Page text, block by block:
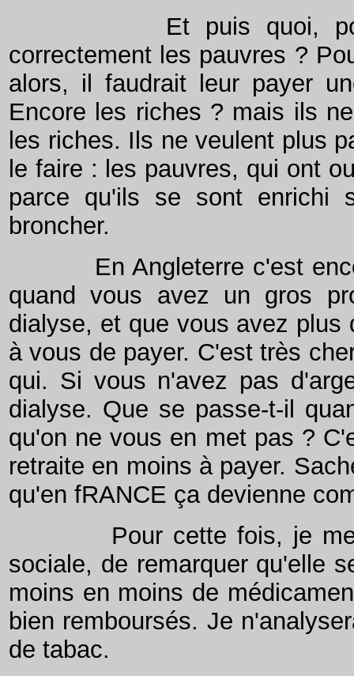
Et puis quoi, pour
correctement les pauvres ?
alors, il faudrait leur payer
Encore les riches ? mais ils
les riches. Ils ne veulent plus
le faire : les pauvres, qui ont
parce qu'ils se sont enrichi
broncher.
En Angleterre c'est
quand vous avez un gros
dialyse, et que vous avez
à vous de payer. C'est très
qui. Si vous n'avez pas
dialyse. Que se passe-t-il
qu'on ne vous en met pas ?
retraite en moins à payer.
qu'en fRANCE ça devienne
Pour cette fois, je me
sociale, de remarquer qu'elle
moins en moins de
bien remboursés. Je
de tabac.